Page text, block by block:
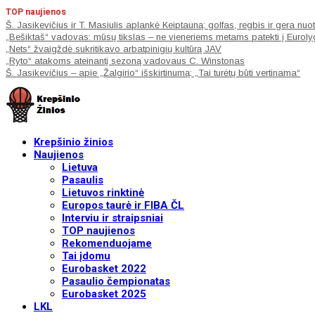
TOP naujienos
Š. Jasikevičius ir T. Masiulis aplankė Keiptauną: golfas, regbis ir gera
„Bešiktaš“ vadovas: mūsų tikslas – ne vieneriems metams patekti į
„Nets“ žvaigždė sukritikavo arbatpinigių kultūrą JAV
„Ryto“ atakoms ateinantį sezoną vadovaus C. Winstonas
Š. Jasikevičius – apie „Žalgirio“ išskirtinumą: „Tai turėtų būti vertinama“
Krepšinio žinios
Naujienos
Lietuva
Pasaulis
Lietuvos rinktinė
Europos taurė ir FIBA ČL
Interviu ir straipsniai
TOP naujienos
Rekomenduojame
Tai įdomu
Eurobasket 2022
Pasaulio čempionatas
Eurobasket 2025
LKL